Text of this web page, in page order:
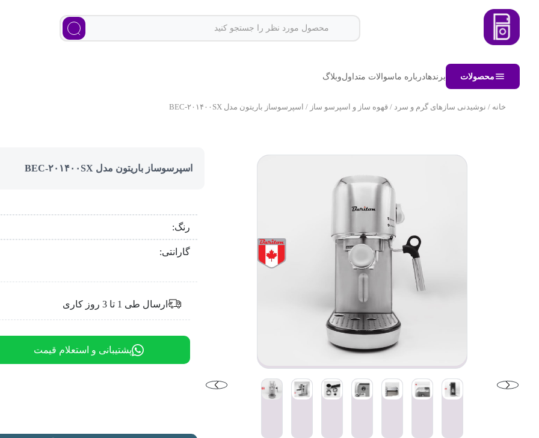
محصولات برندهادرباره ماسوالات متداولوبلاگ
خانه / نوشیدنی سازهای گرم و سرد / قهوه ساز و اسپرسو ساز / اسپرسوساز باریتون مدل BEC-۲۰۱۴۰۰SX
اسپرسوساز باریتون مدل BEC-۲۰۱۴۰۰SX
رنگ:
گارانتی:
ارسال طی 1 تا 3 روز کاری
پشتیبانی و استعلام قیمت